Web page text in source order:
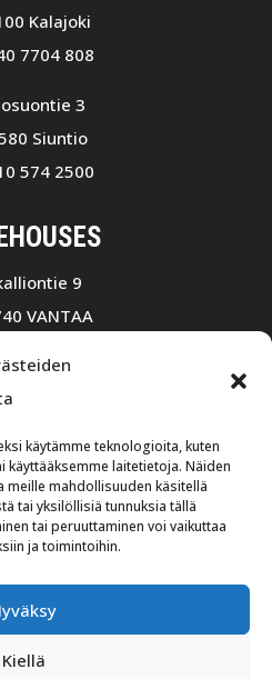
käytämme teknologioita, kuten
käyttääksemme laitetietoja. Näiden
meille mahdollisuuden käsitellä
tai yksilöllisiä tunnuksia tällä
tai peruuttaminen voi vaikuttaa
ja toimintoihin.
Kiellä
Kalajoki
7704 808
3
Siuntio
574 2500
9
VANTAA
Siuntio
574 2500
a.m – 4:00 p.m